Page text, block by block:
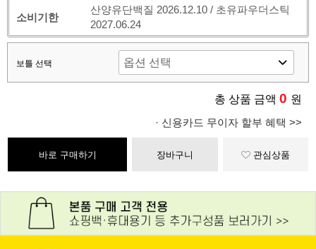
소비기한
산양유단백질 2026.12.10 / 초유파우더스틱
2027.06.24
보틀 선택
총 상품 금액 0 원
· 신용카드 무이자 할부 혜택 >>
바로 구매하기 장바구니 관심상품